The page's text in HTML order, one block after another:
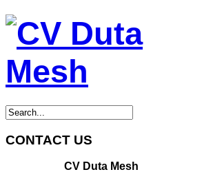
CONTACT US
CV Duta Mesh